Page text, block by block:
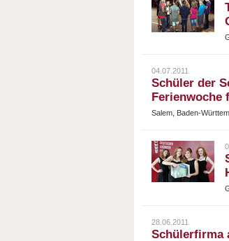
04.07.2011
Schüler der
Ferienwoche
Salem, Baden-
28.06.2011
Schülerfirma